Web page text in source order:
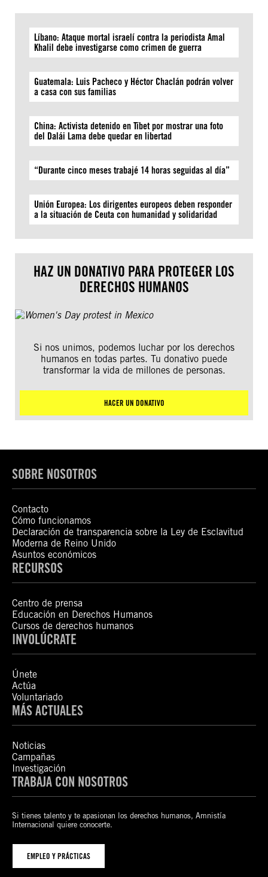
Líbano: Ataque mortal israelí contra la periodista Amal
Khalil debe investigarse como crimen de guerra
Guatemala: Luis Pacheco y Héctor Chaclán podrán volver
a casa con sus familias
China: Activista detenido en Tíbet por mostrar una foto
del Dalái Lama debe quedar en libertad
“Durante cinco meses trabajé 14 horas seguidas al día”
Unión Europea: Los dirigentes europeos deben responder
a la situación de Ceuta con humanidad y solidaridad
HAZ UN DONATIVO PARA PROTEGER LOS
DERECHOS HUMANOS
Si nos unimos, podemos luchar por los derechos
humanos en todas partes. Tu donativo puede
transformar la vida de millones de personas.
HACER UN DONATIVO
SOBRE NOSOTROS
Contacto
Cómo funcionamos
Declaración de transparencia sobre la Ley de Esclavitud
Moderna de Reino Unido
Asuntos económicos
RECURSOS
Centro de prensa
Educación en Derechos Humanos
Cursos de derechos humanos
INVOLÚCRATE
Únete
Actúa
Voluntariado
MÁS ACTUALES
Noticias
Campañas
Investigación
TRABAJA CON NOSOTROS
Si tienes talento y te apasionan los derechos humanos, Amnistía
Internacional quiere conocerte.
EMPLEO Y PRÁCTICAS